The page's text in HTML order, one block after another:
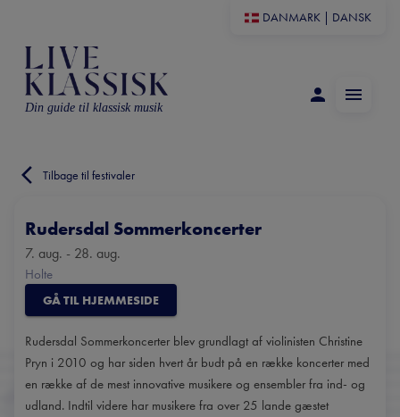
DANMARK DANSK
Din guide til klassisk musik
Tilbage til festivaler
Rudersdal Sommerkoncerter
7. aug. - 28. aug.
Holte
GÅ TIL HJEMMESIDE
Rudersdal Sommerkoncerter blev grundlagt af violinisten Christine
Pryn i 2010 og har siden hvert år budt på en række koncerter med
en række af de mest innovative musikere og ensembler fra ind- og
udland. Indtil videre har musikere fra over 25 lande gæstet